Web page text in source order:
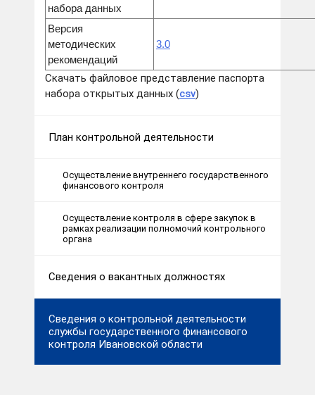
набора данных
Версия
методических
рекомендаций
3.0
Скачать файловое представление паспорта
набора открытых данных (csv)
План контрольной деятельности
Осуществление внутреннего государственного
финансового контроля
Осуществление контроля в сфере закупок в
рамках реализации полномочий контрольного
органа
Сведения о вакантных должностях
Сведения о контрольной деятельности
службы государственного финансового
контроля Ивановской области